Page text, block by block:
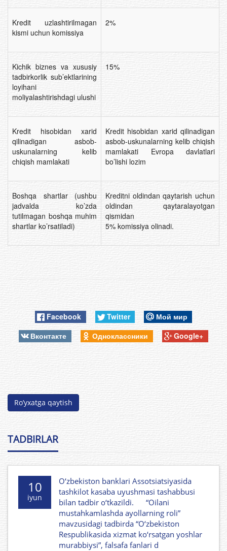
Kredit uzlashtirilmagan
kismi uchun komissiya
2%
Kichik biznes va xususiy
tadbirkorlik sub’ektlarining
loyihani
moliyalashtirishdagi ulushi
15%
Kredit hisobidan xarid
qilinadigan asbob-
uskunalarning kelib
chiqish mamlakati
Kredit hisobidan xarid qilinadigan
asbob-uskunalarning kelib chiqish
mamlakati Evropa davlatlari
bo’lishi lozim
Boshqa shartlar (ushbu
jadvalda ko’zda
tutilmagan boshqa muhim
shartlar ko’rsatiladi)
Kreditni oldindan qaytarish uchun
oldindan qaytaralayotgan
qismidan
5% komissiya olinadi.
Facebook Twitter
Мой мир
Вконтакте
Одноклассники Google+
Ro’yxatga qaytish
TADBIRLAR
10
iyun
O‘zbekiston banklari Assotsiatsiyasida
tashkilot kasaba uyushmasi tashabbusi
bilan tadbir o‘tkazildi. “Oilani
mustahkamlashda ayollarning roli”
mavzusidagi tadbirda “O‘zbekiston
Respublikasida xizmat ko‘rsatgan yoshlar
murabbiysi”, falsafa fanlari d